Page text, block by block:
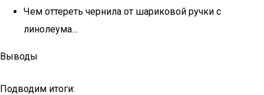
Чем оттереть чернила от шариковой ручки с
линолеума…
Выводы
Подводим итоги: